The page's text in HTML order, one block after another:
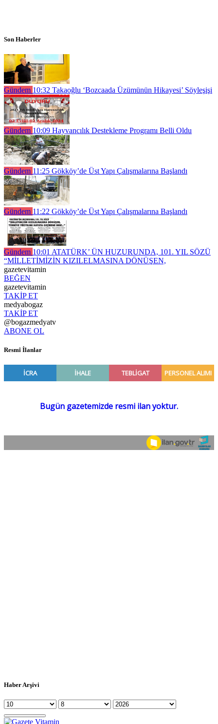
Son Haberler
Gündem 10:32 Takaoğlu ‘Bozcaada Üzümünün Hikayesi’ Söyleşişi
Gündem 10:09 Hayvancılık Destekleme Programı Belli Oldu
Gündem 11:25 Gökköy’de Üst Yapı Çalışmalarına Başlandı
Gündem 11:22 Gökköy’de Üst Yapı Çalışmalarına Başlandı
Gündem 10:01 ATATÜRK’ ÜN HUZURUNDA, 101. YIL SÖZÜ
“MİLLETİMİZİN KIZILELMASINA DÖNÜŞEN,
gazetevitamin
BEĞEN
gazetevitamin
TAKİP ET
medyabogaz
TAKİP ET
@bogazmedyatv
ABONE OL
Resmî İlanlar
Haber Arşivi